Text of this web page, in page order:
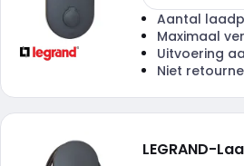
Aantal
Maximaal
Uitvoering
Niet
LEGRAND-